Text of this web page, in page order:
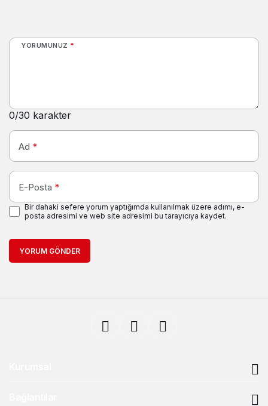
YORUMUNUZ *
0/30 karakter
Ad *
E-Posta *
Bir dahaki sefere yorum yaptığımda kullanılmak üzere adımı, e-
posta adresimi ve web site adresimi bu tarayıcıya kaydet.
YORUM GÖNDER